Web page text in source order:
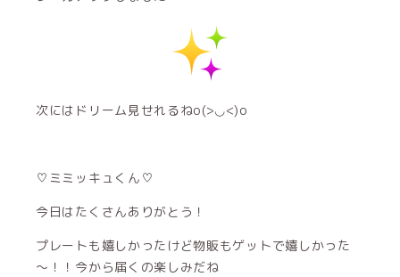
次にはドリーム見せれるねo(>◡<)o
♡ミミッキュくん♡
今日はたくさんありがとう！
プレートも嬉しかったけど物販もゲットで嬉しかった
～！！今から届くの楽しみだね